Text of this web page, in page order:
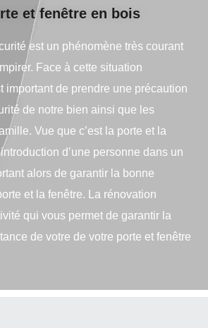
et fenêtre en bois
est un phénomène très courant
Face à cette situation
important de prendre une précaution
de notre bien ainsi que les
Vue que c’est la porte et la
d’une personne dans un
alors de garantir la bonne
et la fenêtre. La rénovation
qui vous permet de garantir la
de votre de votre porte et fenêtre